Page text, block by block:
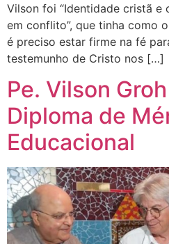
Vilson foi “Identidade cristã e
em conflito”, que tinha como
é preciso estar firme na fé
testemunho de Cristo nos […]
Pe. Vilson
Diploma de
Educacional